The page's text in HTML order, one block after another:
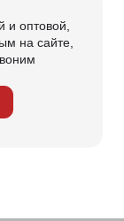
оптовой,
на сайте,